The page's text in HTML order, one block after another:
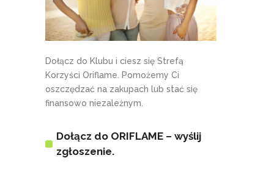
Dołącz do Klubu i ciesz się Strefą
Korzyści Oriflame. Pomożemy Ci
oszczędzać na zakupach lub stać się
finansowo niezależnym.
Dołącz do ORIFLAME – wyślij
zgłoszenie.